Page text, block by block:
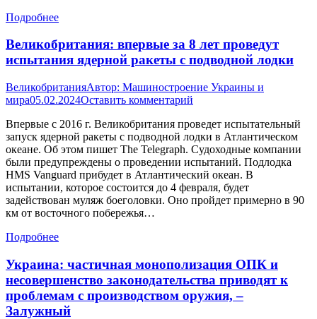
Подробнее
Великобритания: впервые за 8 лет проведут
испытания ядерной ракеты с подводной лодки
ВеликобританияАвтор: Машиностроение Украины и
мира05.02.2024Оставить комментарий
Впервые с 2016 г. Великобритания проведет испытательный
запуск ядерной ракеты с подводной лодки в Атлантическом
океане. Об этом пишет The Telegraph. Судоходные компании
были предупреждены о проведении испытаний. Подлодка
HMS Vanguard прибудет в Атлантический океан. В
испытании, которое состоится до 4 февраля, будет
задействован муляж боеголовки. Оно пройдет примерно в 90
км от восточного побережья…
Подробнее
Украина: частичная монополизация ОПК и
несовершенство законодательства приводят к
проблемам с производством оружия, –
Залужный